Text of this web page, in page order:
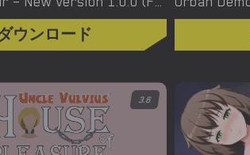
ウンロード
3.6